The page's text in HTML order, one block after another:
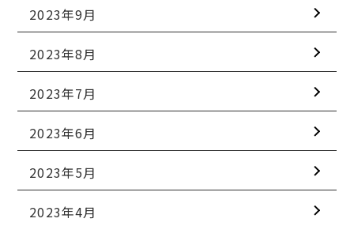
2023年9月
2023年8月
2023年7月
2023年6月
2023年5月
2023年4月